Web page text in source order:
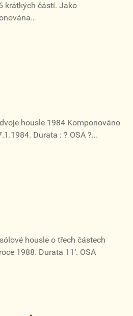
krátkých částí. Jako
housle 1984 Komponováno
Durata : ? OSA ?…
housle o třech částech
1988. Durata 11‘. OSA